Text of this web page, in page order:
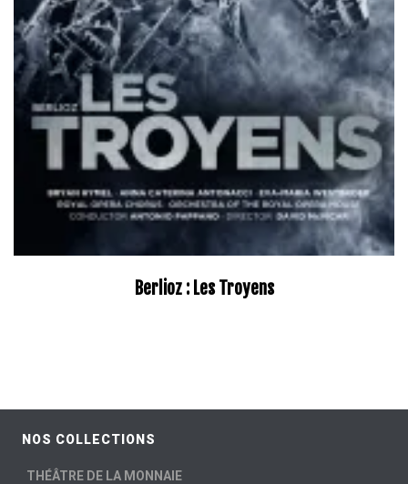
Berlioz : Les Troyens
NOS COLLECTIONS
THÉÂTRE DE LA MONNAIE